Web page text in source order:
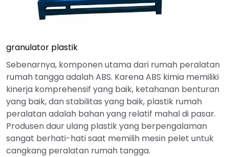
granulator plastik
Sebenarnya, komponen utama dari rumah peralatan
rumah tangga adalah ABS. Karena ABS kimia memiliki
kinerja komprehensif yang baik, ketahanan benturan
yang baik, dan stabilitas yang baik, plastik rumah
peralatan adalah bahan yang relatif mahal di pasar.
Produsen daur ulang plastik yang berpengalaman
sangat berhati-hati saat memilih mesin pelet untuk
cangkang peralatan rumah tangga.